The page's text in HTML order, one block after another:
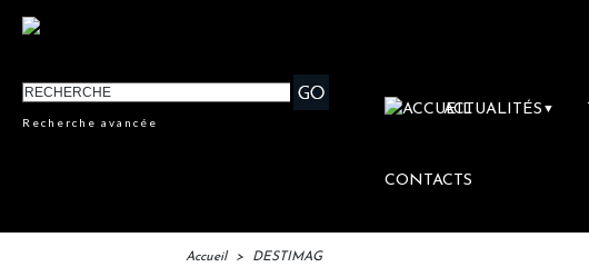
Recherche avancée
ACTUALITÉS ▼
CONTACTS
Accueil > DESTIMAG